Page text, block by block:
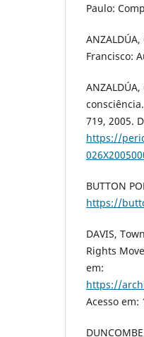
Paulo:
Francisco:
719, 2005.
https://
BUTTON
https://
DAVIS,
Rights
em:
https://
Acesso em: